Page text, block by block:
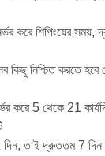
করে শিপিংয়ের
কিছু নিশ্চিত করতে হবে
করে 5 থেকে 21
তাই দ্রুততম 7 দিন